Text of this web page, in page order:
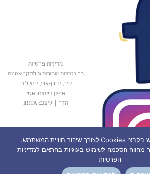
מדיניות פרטיות
כל הזכויות שמורות © לסקר אמנות
קיר, יד בן-צבי, ירושלים
אפיון ופיתוח: אטי
הדר
עיצוב: IRITA
אתר זה עושה שימוש בקבצי Cookies לצורך שיפור חוויית המשתמש.
הסכמה לשימוש בעוגיות בהתאם למדיניות
הפרטיות